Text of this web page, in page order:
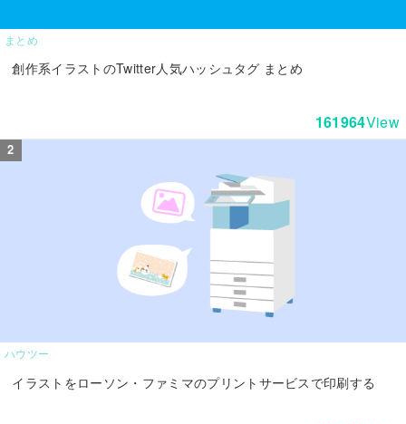
まとめ
創作系イラストのTwitter人気ハッシュタグ まとめ
161964View
ハウツー
イラストをローソン・ファミマのプリントサービスで印刷する